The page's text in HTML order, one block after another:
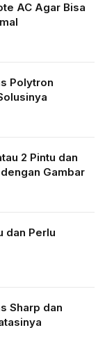
AC Agar Bisa
Polytron
2 Pintu dan
Gambar
dan Perlu
Sharp dan